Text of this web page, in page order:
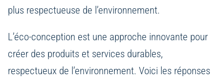
plus respectueuse de l’environnement.
L’éco-conception est une approche innovante pour
créer des produits et services durables,
respectueux de l’environnement. Voici les réponses